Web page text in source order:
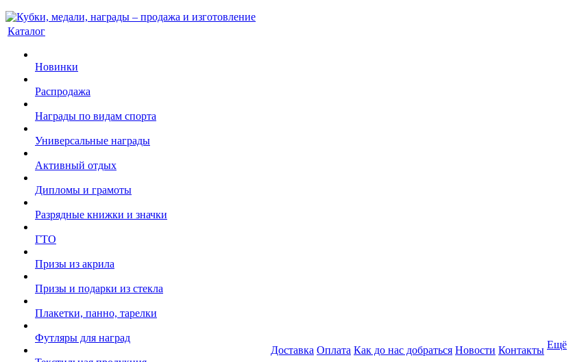
Каталог
Новинки
Распродажа
Награды по видам спорта
Универсальные награды
Активный отдых
Дипломы и грамоты
Разрядные книжки и значки
ГТО
Призы из акрила
Призы и подарки из стекла
Плакетки, панно, тарелки
Футляры для наград
Доставка Оплата Как до нас добраться Новости Контакты Ещё